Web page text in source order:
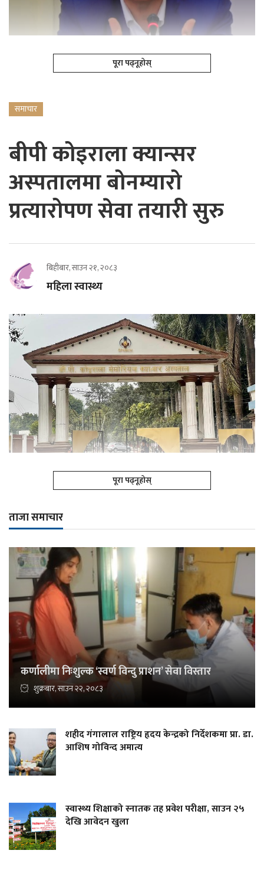
पूरा पढ्नूहोस्
समाचार
बीपी कोइराला क्यान्सर
अस्पतालमा बोनम्यारो
प्रत्यारोपण सेवा तयारी सुरु
बिहीबार, साउन २१, २०८३
महिला स्वास्थ्य
पूरा पढ्नूहोस्
ताजा समाचार
कर्णालीमा निःशुल्क ‘स्वर्ण विन्दु प्राशन’ सेवा विस्तार
शुक्रबार, साउन २२, २०८३
शहीद गंगालाल राष्ट्रिय हृदय केन्द्रको निर्देशकमा प्रा. डा.
आशिष गोविन्द अमात्य
स्वास्थ्य शिक्षाको स्नातक तह प्रवेश परीक्षा, साउन २५
देखि आवेदन खुला